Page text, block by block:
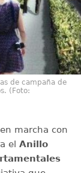
de campaña de
(Foto:
marcha con
el Anillo